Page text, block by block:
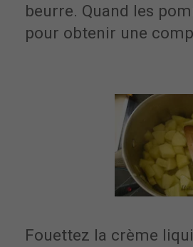
beurre. Quand les
pour obtenir une
Fouettez la crème